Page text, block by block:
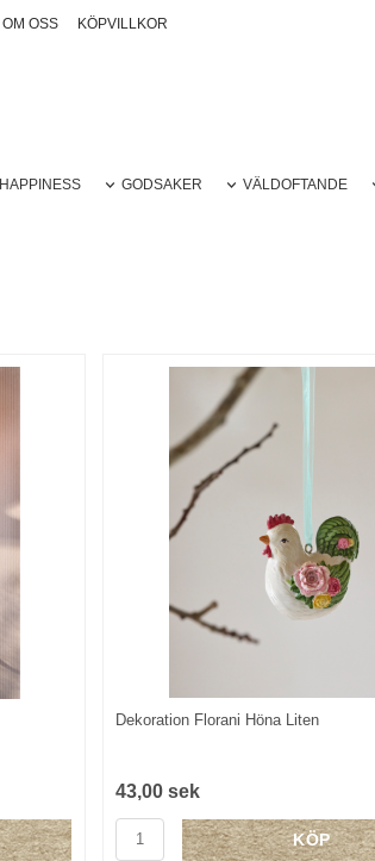
OM OSS KÖPVILLKOR
HAPPINESS GODSAKER VÄLDOFTANDE
Dekoration Florani Höna Liten
43,00 sek
KÖP